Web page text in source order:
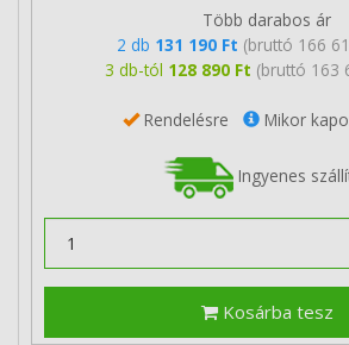
Több darabos ár
2 db 131 190 Ft (bruttó 166
3 db-tól 128 890 Ft (bruttó 163
Rendelésre Mikor
Ingyenes
Kosárba tesz